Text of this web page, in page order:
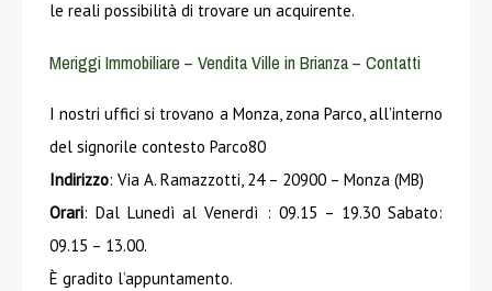
le reali possibilità di trovare un acquirente.
Meriggi Immobiliare – Vendita Ville in Brianza – Contatti
I nostri uffici si trovano a Monza, zona Parco, all’interno
del signorile contesto Parco80
Indirizzo: Via A. Ramazzotti, 24 – 20900 – Monza (MB)
Orari: Dal Lunedì al Venerdì : 09.15 – 19.30 Sabato:
09.15 – 13.00.
È gradito l’appuntamento.